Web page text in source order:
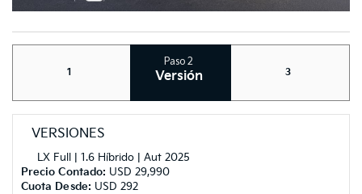
1
Paso 2
Versión 3
VERSIONES
LX Full | 1.6 Híbrido | Aut 2025
Precio Contado: USD 29,990
Cuota Desde: USD 292